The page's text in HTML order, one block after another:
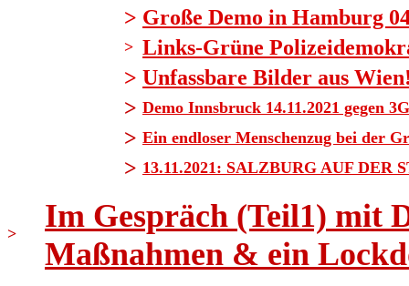
> Große Demo in Hamburg
> Links-Grüne
> Unfassbare Bilder aus
> Demo Innsbruck 14.11.2021 gegen
> Ein endloser Menschenzug bei der
> 13.11.2021: SALZBURG AUF DER
>
Im Gespräch (Teil1) mit
Maßnahmen & ein